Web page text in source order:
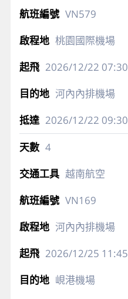
VN579
桃園國際機場
2026/12/22 07:30
河內內排機場
2026/12/22 09:30
4
越南航空
VN169
河內內排機場
2026/12/25 11:45
峴港機場